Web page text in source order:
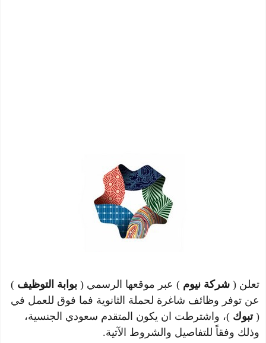
تعلن ( شركة نيوم ) عبر موقعها الرسمي ( بوابة التوظيف )
عن توفر وظائف شاغرة لحملة الثانوية فما فوق للعمل في
(تبوك )، واشترطت ان يكون المتقدم سعودي الجنسية،
وذلك وفقاً للتفاصيل والشروط الآتية.